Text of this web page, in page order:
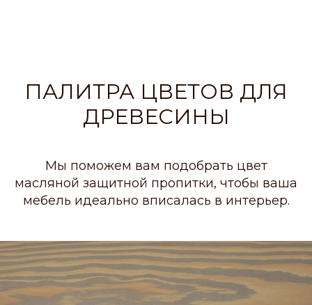
ПАЛИТРА ЦВЕТОВ ДЛЯ
ДРЕВЕСИНЫ
Мы поможем вам подобрать цвет
масляной защитной пропитки, чтобы ваша
мебель идеально вписалась в интерьер.